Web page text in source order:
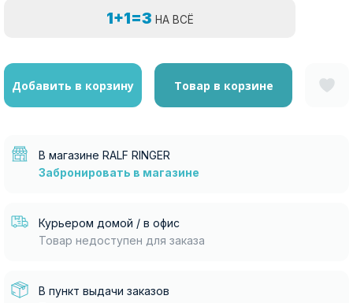
1+1=3 НА ВСЁ
Добавить в корзину Товар в корзине
В магазине RALF RINGER
Забронировать в магазине
Курьером домой / в офис
Товар недоступен для заказа
В пункт выдачи заказов